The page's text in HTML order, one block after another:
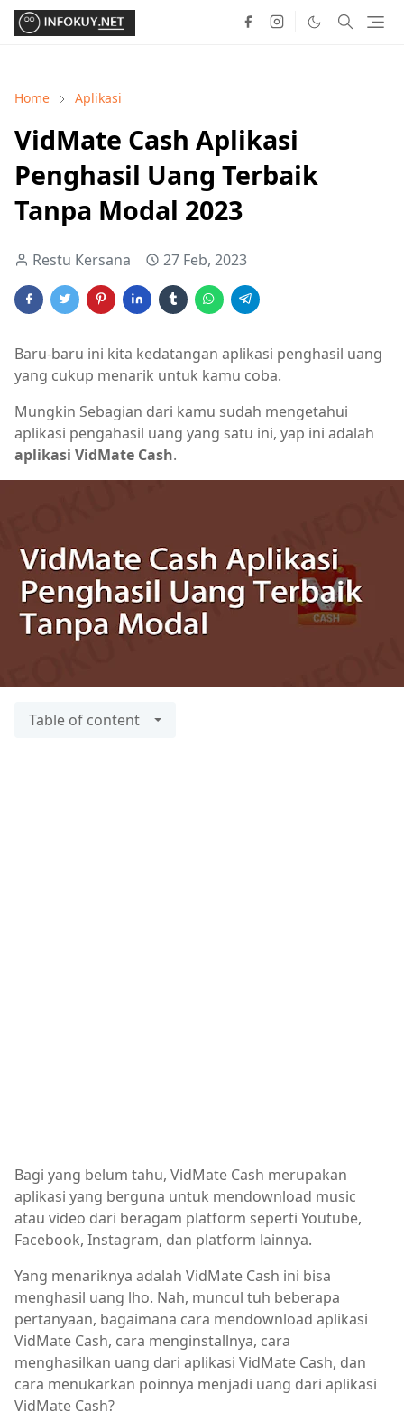
Home Aplikasi
VidMate Cash Aplikasi
Penghasil Uang Terbaik
Tanpa Modal 2023
Restu Kersana 27 Feb, 2023
Baru-baru ini kita kedatangan aplikasi penghasil uang
yang cukup menarik untuk kamu coba.
Mungkin Sebagian dari kamu sudah mengetahui
aplikasi pengahasil uang yang satu ini, yap ini adalah
aplikasi VidMate Cash.
Table of content
Bagi yang belum tahu, VidMate Cash merupakan
aplikasi yang berguna untuk mendownload music
atau video dari beragam platform seperti Youtube,
Facebook, Instagram, dan platform lainnya.
Yang menariknya adalah VidMate Cash ini bisa
menghasil uang lho. Nah, muncul tuh beberapa
pertanyaan, bagaimana cara mendownload aplikasi
VidMate Cash, cara menginstallnya, cara
menghasilkan uang dari aplikasi VidMate Cash, dan
cara menukarkan poinnya menjadi uang dari aplikasi
VidMate Cash?